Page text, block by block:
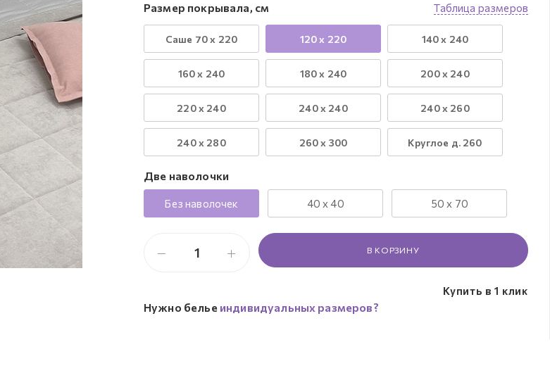
Таблица размеров
Размер покрывала, см
Саше 70 х 220 120 х 220 140 х 240
160 х 240 180 х 240 200 х 240
220 х 240 240 х 240 240 х 260
240 х 280 260 х 300 Круглое д. 260
Две наволочки
Без наволочек 40 х 40 50 х 70
В КОРЗИНУ
Купить в 1 клик
Нужно белье индивидуальных размеров?